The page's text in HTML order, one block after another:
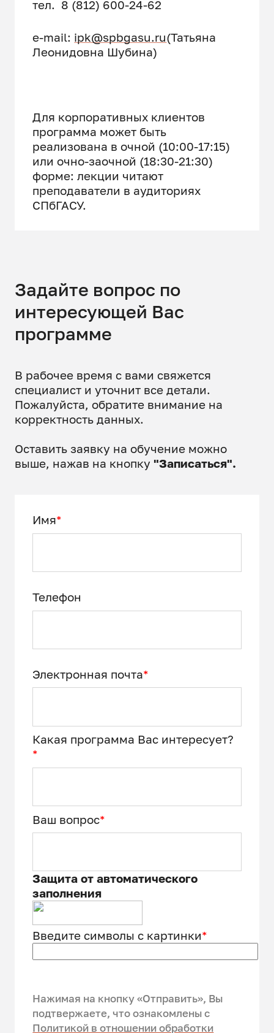
тел. 8 (812) 600-24-62
e-mail: ipk@spbgasu.ru(Татьяна
Леонидовна Шубина)
Для корпоративных клиентов
программа может быть
реализована в очной (10:00-17:15)
или очно-заочной (18:30-21:30)
форме: лекции читают
преподаватели в аудиториях
СПбГАСУ.
Задайте вопрос по
интересующей Вас
программе
В рабочее время с вами свяжется
специалист и уточнит все детали.
Пожалуйста, обратите внимание на
корректность данных.
Оставить заявку на обучение можно
выше, нажав на кнопку "Записаться".
Имя*
Телефон
Электронная почта*
Какая программа Вас интересует?
*
Ваш вопрос*
Защита от автоматического
заполнения
Введите символы с картинки*
Нажимая на кнопку «Отправить», Вы
подтвержаете, что ознакомлены c
Политикой в отношении обработки